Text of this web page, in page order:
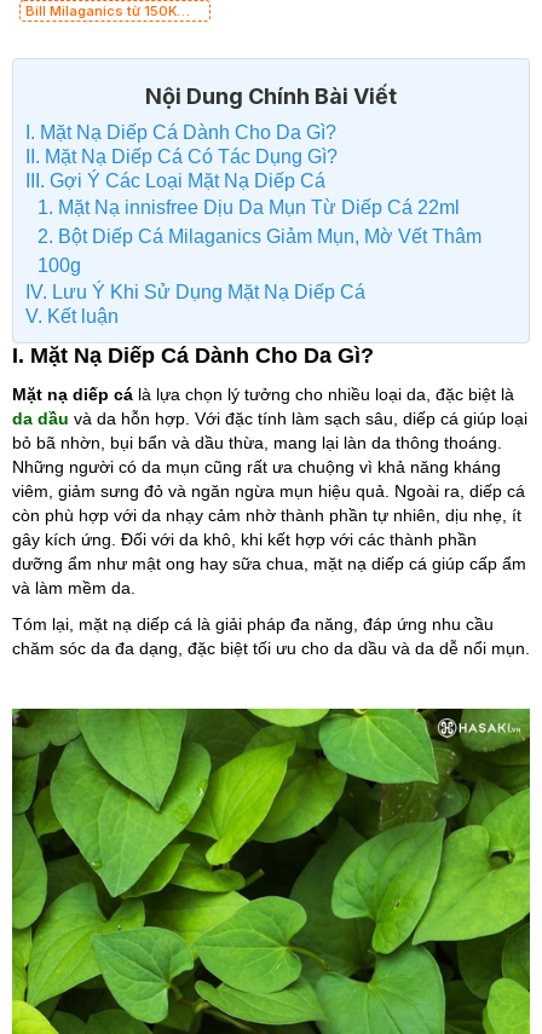
Bill Milaganics từ 150K
Nội Dung Chính Bài Viết
I. Mặt Nạ Diếp Cá Dành Cho Da Gì?
II. Mặt Nạ Diếp Cá Có Tác Dụng Gì?
III. Gợi Ý Các Loại Mặt Nạ Diếp Cá
1. Mặt Nạ innisfree Dịu Da Mụn Từ Diếp Cá 22ml
2. Bột Diếp Cá Milaganics Giảm Mụn, Mờ Vết Thâm
100g
IV. Lưu Ý Khi Sử Dụng Mặt Nạ Diếp Cá
V. Kết luận
I. Mặt Nạ Diếp Cá Dành Cho Da Gì?
Mặt nạ diếp cá là lựa chọn lý tưởng cho nhiều loại da, đặc biệt là
da dầu và da hỗn hợp. Với đặc tính làm sạch sâu, diếp cá giúp loại
bỏ bã nhờn, bụi bẩn và dầu thừa, mang lại làn da thông thoáng.
Những người có da mụn cũng rất ưa chuộng vì khả năng kháng
viêm, giảm sưng đỏ và ngăn ngừa mụn hiệu quả. Ngoài ra, diếp cá
còn phù hợp với da nhạy cảm nhờ thành phần tự nhiên, dịu nhẹ, ít
gây kích ứng. Đối với da khô, khi kết hợp với các thành phần
dưỡng ẩm như mật ong hay sữa chua, mặt nạ diếp cá giúp cấp ẩm
và làm mềm da.
Tóm lại, mặt nạ diếp cá là giải pháp đa năng, đáp ứng nhu cầu
chăm sóc da đa dạng, đặc biệt tối ưu cho da dầu và da dễ nổi mụn.